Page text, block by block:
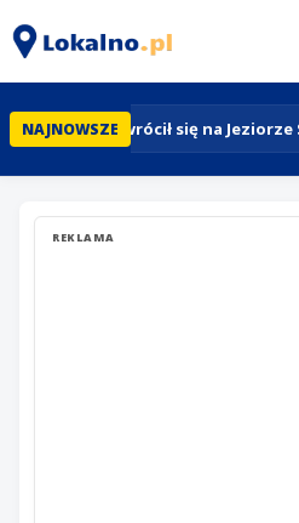
NAJNOWSZE
Jacht wywrócił się na
REKLAMA